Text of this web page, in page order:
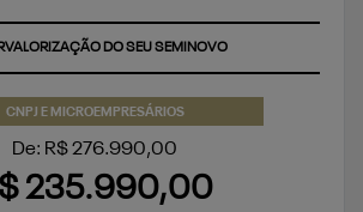
DO SEU SEMINOVO
CNPJ E MICROEMPRESÁRIOS
De: R$ 276.990,00
235.990,00